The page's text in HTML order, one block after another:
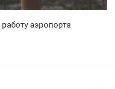
аэропорта